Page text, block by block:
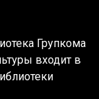
Групкома
входит в